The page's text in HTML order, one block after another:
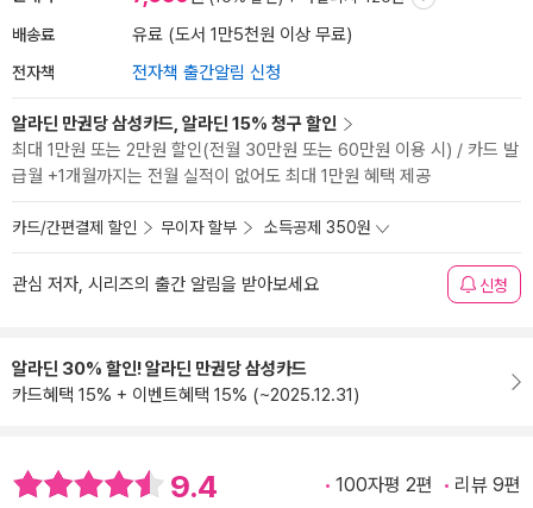
배송료 유료 (도서 1만5천원 이상 무료)
전자책 전자책 출간알림 신청
알라딘 만권당 삼성카드, 알라딘 15% 청구 할인
최대 1만원 또는 2만원 할인(전월 30만원 또는 60만원 이용 시) / 카드 발
급월 +1개월까지는 전월 실적이 없어도 최대 1만원 혜택 제공
카드/간편결제 할인 무이자 할부 소득공제 350원
관심 저자, 시리즈의 출간 알림을 받아보세요 신청
알라딘 30% 할인! 알라딘 만권당 삼성카드
카드혜택 15% + 이벤트혜택 15% (~2025.12.31)
9.4 100자평 2편 리뷰 9편